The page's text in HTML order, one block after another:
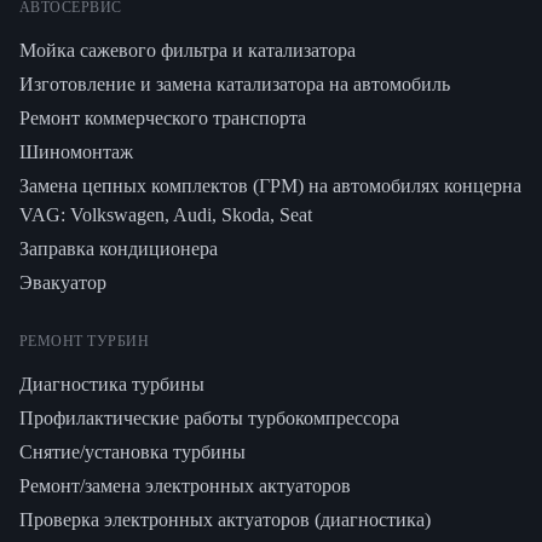
АВТОСЕРВИС
Мойка сажевого фильтра и катализатора
Изготовление и замена катализатора на автомобиль
Ремонт коммерческого транспорта
Шиномонтаж
Замена цепных комплектов (ГРМ) на автомобилях концерна
VAG: Volkswagen, Audi, Skoda, Seat
Заправка кондиционера
Эвакуатор
РЕМОНТ ТУРБИН
Диагностика турбины
Профилактические работы турбокомпрессора
Снятие/установка турбины
Ремонт/замена электронных актуаторов
Проверка электронных актуаторов (диагностика)